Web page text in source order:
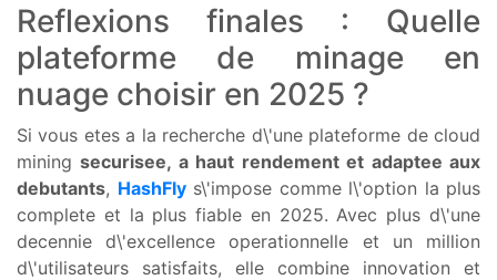
Reflexions finales : Quelle
plateforme de minage en
nuage choisir en 2025 ?
Si vous etes a la recherche d\'une plateforme de cloud
miningsecurisee, a haut rendement et adaptee aux
debutants, HashFly s\'impose comme l\'option la plus
complete et la plus fiable en 2025. Avec plus d\'une
decennie d\'excellence operationnelle et un million
d\'utilisateurs satisfaits, elle combine innovation et